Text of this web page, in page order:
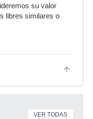
su valor
libres similares o
VER TODAS